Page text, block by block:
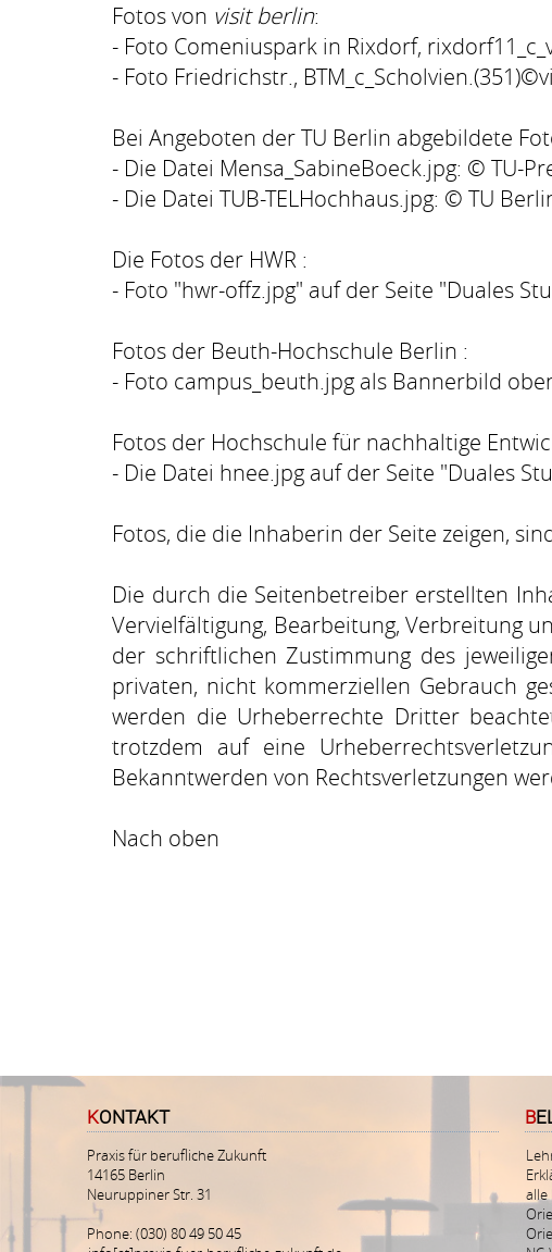
Fotos von visit berlin:
- Foto Comeniuspark in Rixdorf,
- Foto Friedrichstr.,
Bei Angeboten derTU Berlin abgebildete
- Die Datei Mensa_SabineBoeck.jpg: © TU-
- Die Datei TUB-TELHochhaus.jpg: © TU
Die Fotos der HWR :
- Foto "hwr-offz.jpg" auf der Seite "Duales
Fotos der Beuth-Hochschule Berlin :
- Foto campus_beuth.jpg als Bannerbild
Fotos der Hochschule für nachhaltige
- Die Datei hnee.jpg auf der Seite "Duales
Fotos, die die Inhaberin der Seite zeigen,
Die durch die Seitenbetreiber erstellten
Vervielfältigung, Bearbeitung, Verbreitung
der schriftlichen Zustimmung des
privaten, nicht kommerziellen Gebrauch
werden die Urheberrechte Dritter
trotzdem auf eine
Bekanntwerden von Rechtsverletzungen
Nach oben
KONTAKT
Praxis für berufliche Zukunft
14165 Berlin
Neuruppiner Str. 31
Phone: (030) 80 49 50 45
alle